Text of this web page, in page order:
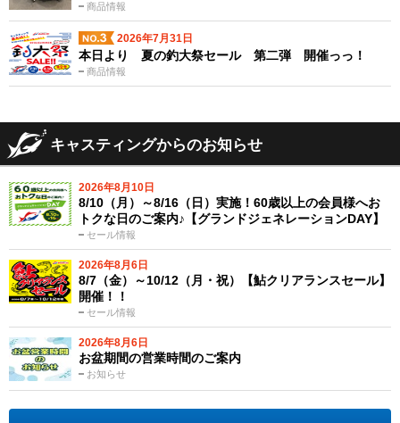
商品情報
2026年7月31日
商品情報
本日より 夏の釣大祭セール 第二弾 開催っっ！
キャスティングからのお知らせ
2026年8月10日
セール情報
8/10（月）～8/16（日）実施！60歳以上の会員様へお
トクな日のご案内♪【グランドジェネレーションDAY】
2026年8月6日
セール情報
8/7（金）～10/12（月・祝）【鮎クリアランスセール】
開催！！
2026年8月6日
お知らせ
お盆期間の営業時間のご案内